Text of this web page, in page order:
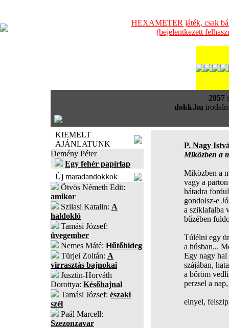
HEXAMETER játék, csak
(bejelentkezett
2857
dokk.hu
KIEMELT
AJÁNLATUNK
Demény Péter
Egy fehér papírlap
Új maradandokkok
Ötvös Németh Edit:
amikor
Szilasi Katalin: A
haldokló
Tamási József:
üvegember
Nemes Máté: Hűtőhideg
Türjei Zoltán: A
virrasztás bajnokai
Jusztin-Horváth
Dorottya: Későhajnal
Tamási József: északi
szél
Paál Marcell:
Szezonzavar
P. Nagy
Miközben a
Miközben a
vagy a
hátadra
gondolsz-e
a sziklafalba
bűzében
Túlélni egy
a húsban...
Egy nagy hal
szájában,
a bőröm
perzsel a nap,
elnyel,